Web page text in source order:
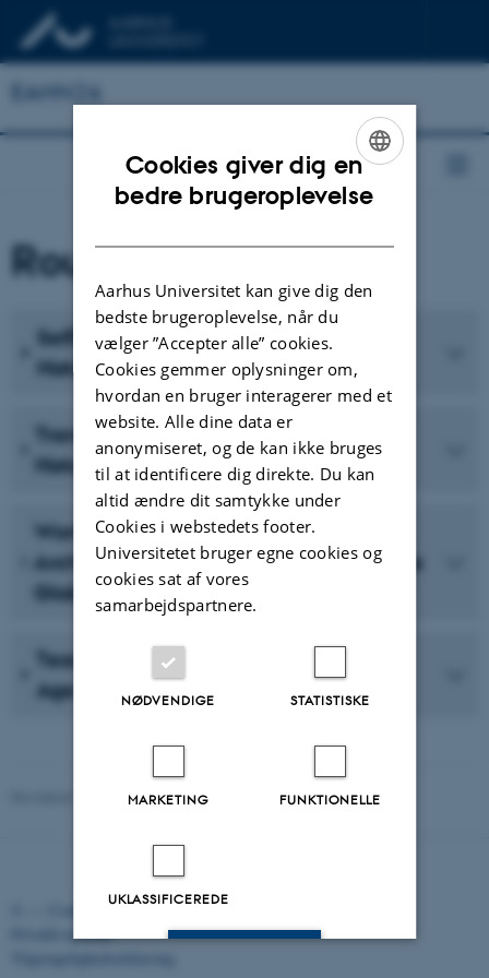
EAHN26
Roundtables
Self(Hi)Stories: The “I” in Architectural
Historiography
Transmedia Architecture Archive:
Historical Knowledge in the AI Era
Women’s Collective Organizing in
Architecture: From the Grassroots to the
Global, 1960-2020
Teaching Architectural Histories in the
Age of Global Polycrisis
Revideret 12.01.2026-Panagiotis Farantatos
Cookies på au.dk
Privatlivspolitik
ENGLISH
Cookies giver dig en
bedre brugeroplevelse
Aarhus Universitet kan give dig den
bedste brugeroplevelse, når du
vælger ”Accepter alle” cookies.
Cookies gemmer oplysninger om,
hvordan en bruger interagerer med et
website. Alle dine data er
anonymiseret, og de kan ikke bruges
til at identificere dig direkte. Du kan
altid ændre dit samtykke under
Cookies i webstedets footer.
Universitetet bruger egne cookies og
cookies sat af vores
samarbejdspartnere.
NØDVENDIGE STATISTISKE
MARKETING FUNKTIONELLE
UKLASSIFICEREDE